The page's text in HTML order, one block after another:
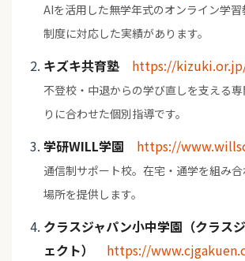
AIを活用した無学年式のオンライン学
制度に対応した実績があります。
キズキ共育塾 https://
不登校・中退からの学び直しを支える
りに合わせた個別指導です。
学研WILL学園 https://
通信制サポート校。在宅・通学を組み
場所を提供します。
クラスジャパン小中学園（クラス
ェクト）
https://